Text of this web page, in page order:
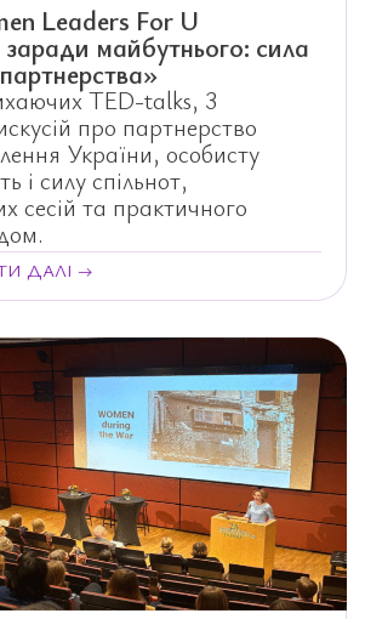
Leaders For U
майбутнього: сила
TED-talks, 3
про партнерство
України, особисту
і силу спільнот,
сесій та практичного
ДАЛІ →